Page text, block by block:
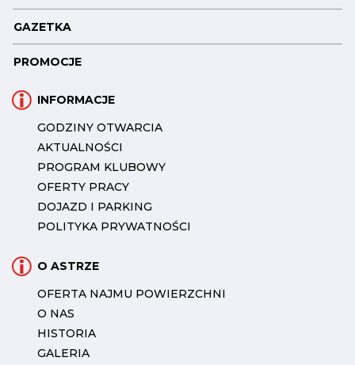
GAZETKA
PROMOCJE
INFORMACJE
GODZINY OTWARCIA
AKTUALNOŚCI
PROGRAM KLUBOWY
OFERTY PRACY
DOJAZD I PARKING
POLITYKA PRYWATNOŚCI
O ASTRZE
OFERTA NAJMU POWIERZCHNI
O NAS
HISTORIA
GALERIA